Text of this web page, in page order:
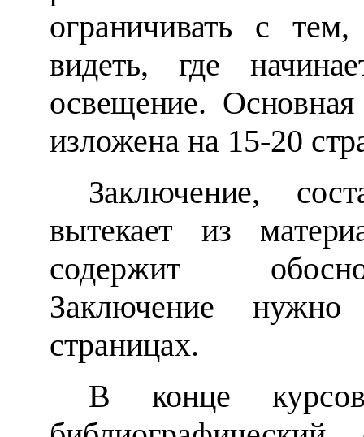
ограничивать с
видеть, где
освещение.
изложена на 15-20
Заключение,
вытекает из
содержит
Заключение
страницах.
В конце